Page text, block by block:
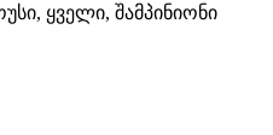
ყველი, შამპინიონი